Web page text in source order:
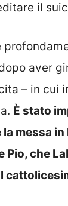
il
aver
– in cui
È stato
messa
Pio, che